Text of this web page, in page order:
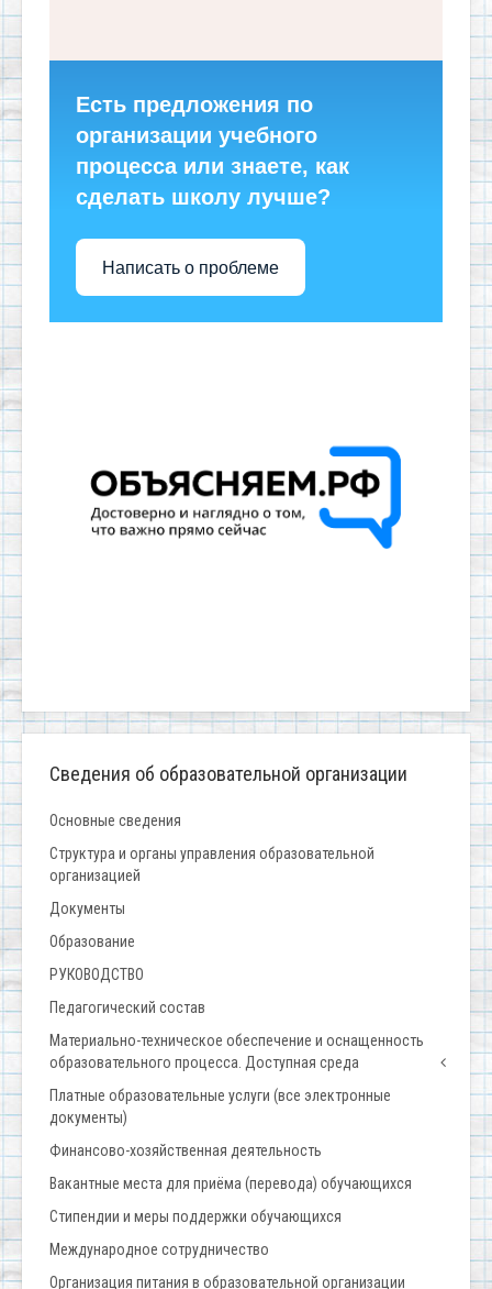
Есть предложения по
организации учебного
процесса или знаете, как
сделать школу лучше?
Написать о проблеме
Сведения об образовательной организации
Основные сведения
Структура и органы управления образовательной
организацией
Документы
Образование
РУКОВОДСТВО
Педагогический состав
Материально-техническое обеспечение и оснащенность
образовательного процесса. Доступная среда
Платные образовательные услуги (все электронные
документы)
Финансово-хозяйственная деятельность
Вакантные места для приёма (перевода) обучающихся
Стипендии и меры поддержки обучающихся
Международное сотрудничество
Организация питания в образовательной организации